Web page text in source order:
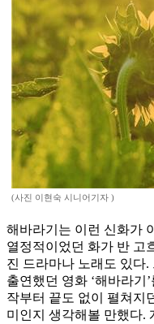
(사진 이현숙 시니어기자 )
해바라기는 이런 신화가
열정적이었던 화가 반 고
진 드라마나 노래도 있다.
출연했던 영화 ‘해바라기
작부터 끝도 없이 펼쳐지
미인지 생각해볼 만했다.